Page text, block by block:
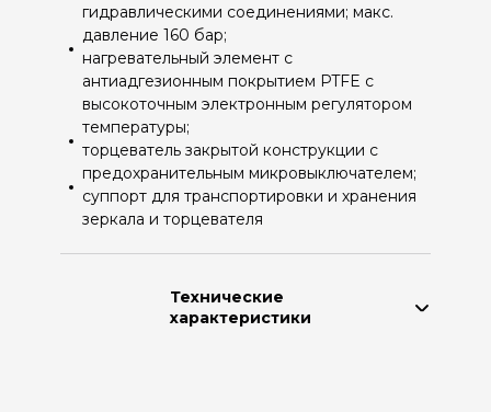
гидравлическими соединениями; макс.
давление 160 бар;
нагревательный элемент с
антиадгезионным покрытием PTFE с
высокоточным электронным регулятором
температуры;
торцеватель закрытой конструкции с
предохранительным микровыключателем;
суппорт для транспортировки и хранения
зеркала и торцевателя
Технические
характеристики